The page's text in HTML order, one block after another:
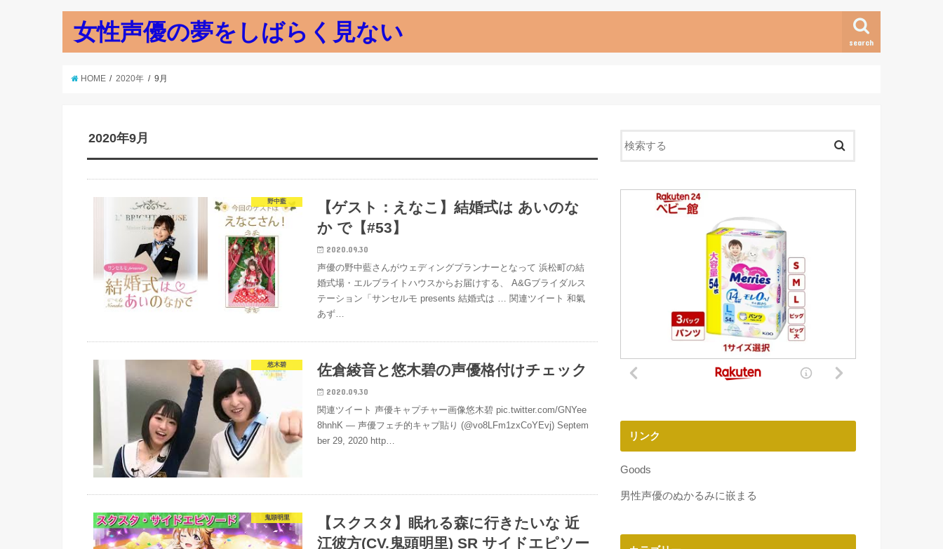
女性声優の夢をしばらく見ない search
HOME 2020年 9月
2020年9月
野中藍
【ゲスト：えなこ】結婚式は あいのな
か で【#53】
2020.09.30
声優の野中藍さんがウェディングプランナーとなって 浜松町の結
婚式場・エルブライトハウスからお届けする、 A&Gブライダルス
テーション「サンセルモ presents 結婚式は … 関連ツイート 和氣
あず…
悠木碧 佐倉綾音と悠木碧の声優格付けチェック
2020.09.30
関連ツイート 声優キャプチャー画像悠木碧 pic.twitter.com/GNYee
8hnhK — 声優フェチ的キャプ貼り (@vo8LFm1zxCoYEvj) Septem
ber 29, 2020 http…
鬼頭明里
【スクスタ】眠れる森に行きたいな 近
江彼方(CV.鬼頭明里) SR サイドエピソー
リンク
Goods
男性声優のぬかるみに嵌まる